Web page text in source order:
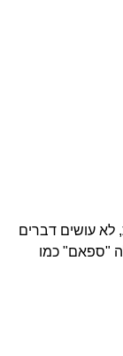
לא עושים דברים
"ספאם" כמו